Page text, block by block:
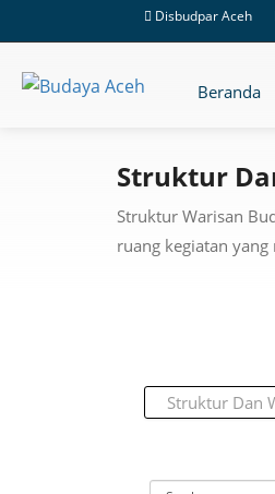
Disbudpar Aceh
Beranda
Struktur
Struktur Warisan
ruang kegiatan